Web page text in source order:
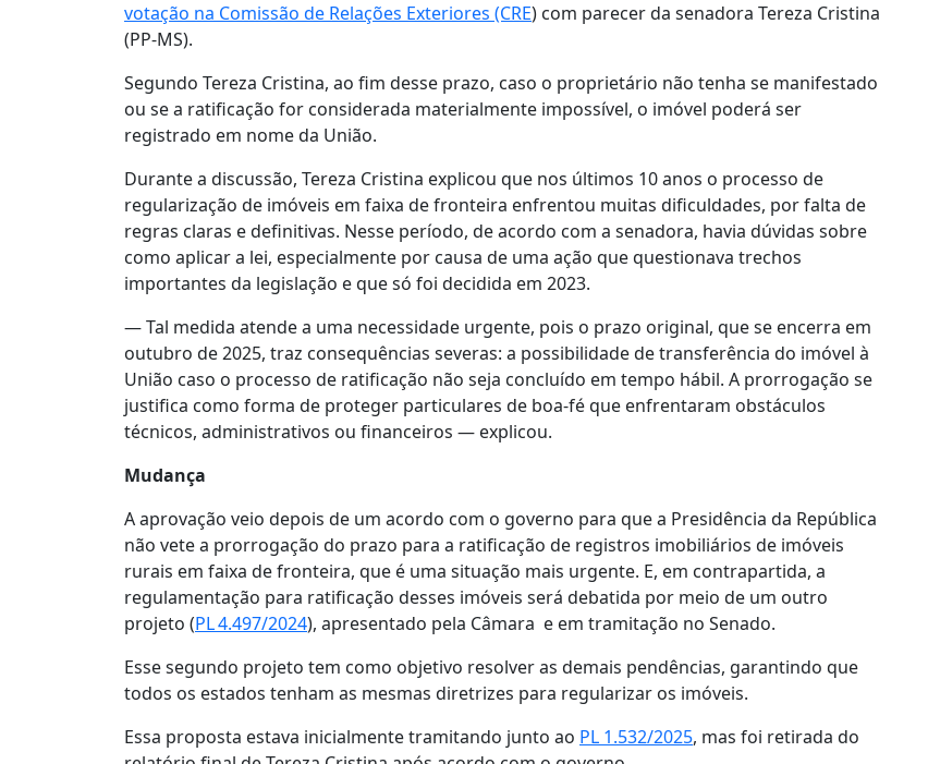
votação na Comissão de Relações Exteriores (CRE) com parecer da senadora Tereza Cristina
(PP-MS).
Segundo Tereza Cristina, ao fim desse prazo, caso o proprietário não tenha se manifestado
ou se a ratificação for considerada materialmente impossível, o imóvel poderá ser
registrado em nome da União.
Durante a discussão, Tereza Cristina explicou que nos últimos 10 anos o processo de
regularização de imóveis em faixa de fronteira enfrentou muitas dificuldades, por falta de
regras claras e definitivas. Nesse período, de acordo com a senadora, havia dúvidas sobre
como aplicar a lei, especialmente por causa de uma ação que questionava trechos
importantes da legislação e que só foi decidida em 2023.
— Tal medida atende a uma necessidade urgente, pois o prazo original, que se encerra em
outubro de 2025, traz consequências severas: a possibilidade de transferência do imóvel à
União caso o processo de ratificação não seja concluído em tempo hábil. A prorrogação se
justifica como forma de proteger particulares de boa-fé que enfrentaram obstáculos
técnicos, administrativos ou financeiros — explicou.
Mudança
A aprovação veio depois de um acordo com o governo para que a Presidência da República
não vete a prorrogação do prazo para a ratificação de registros imobiliários de imóveis
rurais em faixa de fronteira, que é uma situação mais urgente. E, em contrapartida, a
regulamentação para ratificação desses imóveis será debatida por meio de um outro
projeto (PL 4.497/2024), apresentado pela Câmara e em tramitação no Senado.
Esse segundo projeto tem como objetivo resolver as demais pendências, garantindo que
todos os estados tenham as mesmas diretrizes para regularizar os imóveis.
Essa proposta estava inicialmente tramitando junto ao PL 1.532/2025, mas foi retirada do